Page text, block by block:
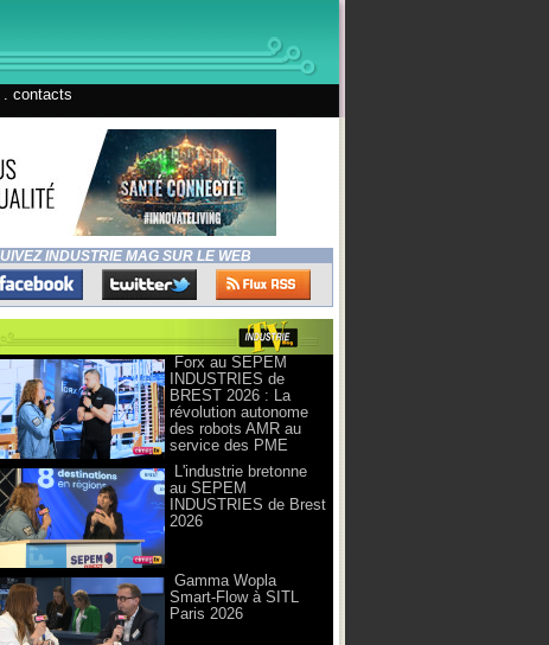
contacts
INDUSTRIE MAG SUR LE WEB
Forx au SEPEM
INDUSTRIES de
BREST 2026 : La
révolution autonome
des robots AMR au
service des PME
L'industrie bretonne
au SEPEM
INDUSTRIES de Brest
2026
Gamma Wopla
Smart-Flow à SITL
Paris 2026